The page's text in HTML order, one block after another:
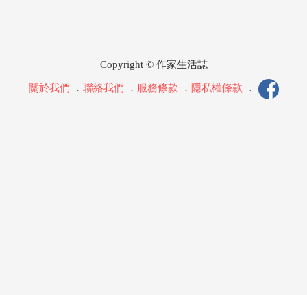
Copyright © 作家生活誌
關於我們 ． 聯絡我們 ． 服務條款 ． 隱私權條款 ．